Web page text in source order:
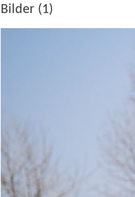
Bilder (1)